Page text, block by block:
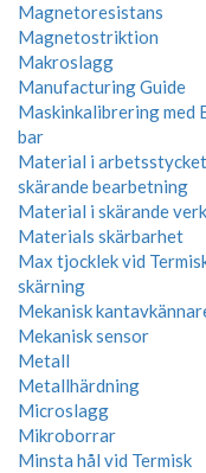
Magnetoresistans
Magnetostriktion
Makroslagg
Manufacturing Guide
Maskinkalibrering med
bar
Material i
skärande bearbetning
Material i skärande
Materials skärbarhet
Max tjocklek vid
skärning
Mekanisk
Mekanisk sensor
Metall
Metallhärdning
Microslagg
Mikroborrar
Minsta hål vid Termisk